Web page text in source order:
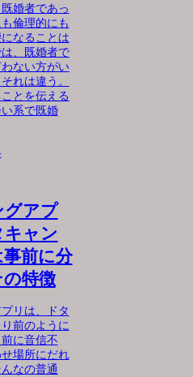
婚者であっ
倫理的にも
なることは
、既婚者で
ない方がい
れは違う。
とを伝える
系で既婚
グアプ
キャン
前に分
特徴
リは、ドタ
前のように
に音信不
場所にだれ
なの普通